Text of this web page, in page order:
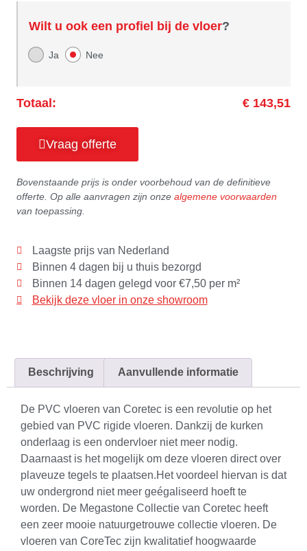
Wilt u ook een profiel bij de vloer?
Ja Nee
Totaal: € 143,51
Vraag offerte
Bovenstaande prijs is onder voorbehoud van de definitieve
offerte. Op alle aanvragen zijn onze algemene voorwaarden
van toepassing.
Laagste prijs van Nederland
Binnen 4 dagen bij u thuis bezorgd
Binnen 14 dagen gelegd voor €7,50 per m²
Bekijk deze vloer in onze showroom
Beschrijving Aanvullende informatie
De PVC vloeren van Coretec is een revolutie op het
gebied van PVC rigide vloeren. Dankzij de kurken
onderlaag is een ondervloer niet meer nodig.
Daarnaast is het mogelijk om deze vloeren direct over
plaveuze tegels te plaatsen.Het voordeel hiervan is dat
uw ondergrond niet meer geégaliseerd hoeft te
worden. De Megastone Collectie van Coretec heeft
een zeer mooie natuurgetrouwe collectie vloeren. De
vloeren van CoreTec zijn kwalitatief hoogwaarde